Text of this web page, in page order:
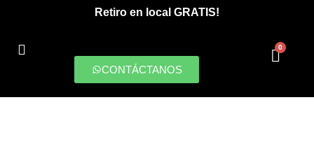
Retiro en local GRATIS!
CONTÁCTANOS
0